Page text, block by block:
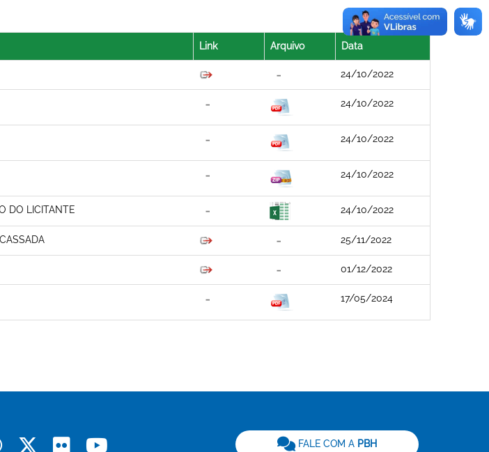
Link Arquivo Data
24/10/2022
24/10/2022
24/10/2022
24/10/2022
DO LICITANTE 24/10/2022
25/11/2022
01/12/2022
17/05/2024
Whatsapp
X Flickr FALE COM A PBH